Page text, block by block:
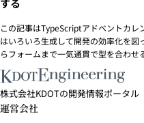
する
この記事はTypeScriptアドベントカレ
はいろいろ生成して開発の効率化を
らフォームまで一気通貫で型を合わせ
株式会社KDOTの開発情報ポータル
運営会社